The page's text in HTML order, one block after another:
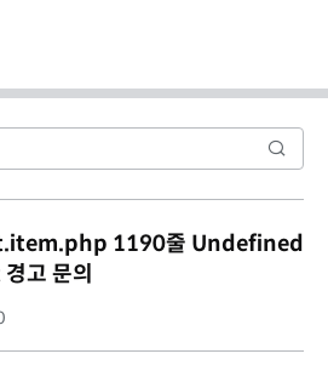
1190줄 Undefined
고 문의